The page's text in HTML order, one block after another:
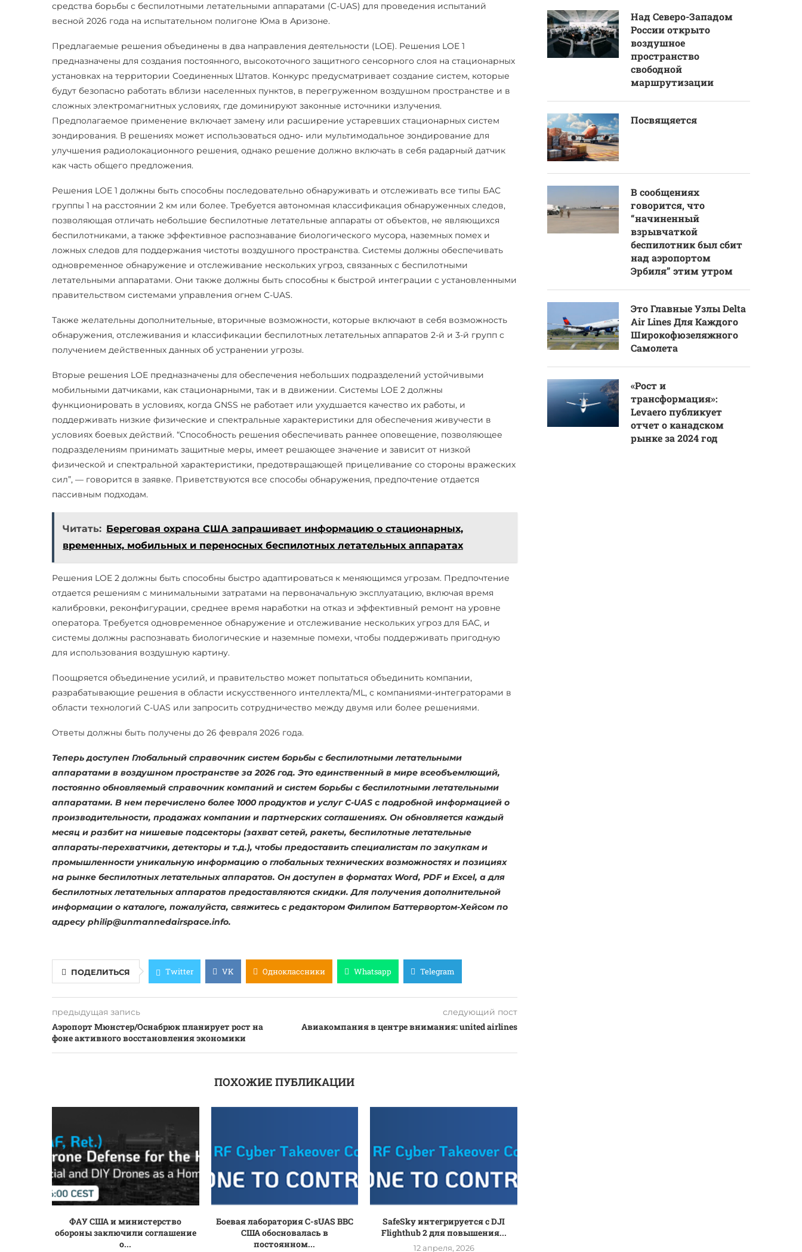
средства борьбы с беспилотными летательными аппаратами (C-UAS) для проведения испытаний
весной 2026 года на испытательном полигоне Юма в Аризоне.
Предлагаемые решения объединены в два направления деятельности (LOE). Решения LOE 1
предназначены для создания постоянного, высокоточного защитного сенсорного слоя на стационарных
установках на территории Соединенных Штатов. Конкурс предусматривает создание систем, которые
будут безопасно работать вблизи населенных пунктов, в перегруженном воздушном пространстве и в
сложных электромагнитных условиях, где доминируют законные источники излучения.
Предполагаемое применение включает замену или расширение устаревших стационарных систем
зондирования. В решениях может использоваться одно‑ или мультимодальное зондирование для
улучшения радиолокационного решения, однако решение должно включать в себя радарный датчик
как часть общего предложения.
Решения LOE 1 должны быть способны последовательно обнаруживать и отслеживать все типы БАС
группы 1 на расстоянии 2 км или более. Требуется автономная классификация обнаруженных следов,
позволяющая отличать небольшие беспилотные летательные аппараты от объектов, не являющихся
беспилотниками, а также эффективное распознавание биологического мусора, наземных помех и
ложных следов для поддержания чистоты воздушного пространства. Системы должны обеспечивать
одновременное обнаружение и отслеживание нескольких угроз, связанных с беспилотными
летательными аппаратами. Они также должны быть способны к быстрой интеграции с установленными
правительством системами управления огнем C-UAS.
Также желательны дополнительные, вторичные возможности, которые включают в себя возможность
обнаружения, отслеживания и классификации беспилотных летательных аппаратов 2-й и 3-й групп с
получением действенных данных об устранении угрозы.
Вторые решения LOE предназначены для обеспечения небольших подразделений устойчивыми
мобильными датчиками, как стационарными, так и в движении. Системы LOE 2 должны
функционировать в условиях, когда GNSS не работает или ухудшается качество их работы, и
поддерживать низкие физические и спектральные характеристики для обеспечения живучести в
условиях боевых действий. “Способность решения обеспечивать раннее оповещение, позволяющее
подразделениям принимать защитные меры, имеет решающее значение и зависит от низкой
физической и спектральной характеристики, предотвращающей прицеливание со стороны вражеских
сил”, — говорится в заявке. Приветствуются все способы обнаружения, предпочтение отдается
пассивным подходам.
Читать: Береговая охрана США запрашивает информацию о стационарных,
временных, мобильных и переносных беспилотных летательных аппаратах
Решения LOE 2 должны быть способны быстро адаптироваться к меняющимся угрозам. Предпочтение
отдается решениям с минимальными затратами на первоначальную эксплуатацию, включая время
калибровки, реконфигурации, среднее время наработки на отказ и эффективный ремонт на уровне
оператора. Требуется одновременное обнаружение и отслеживание нескольких угроз для БАС, и
системы должны распознавать биологические и наземные помехи, чтобы поддерживать пригодную
для использования воздушную картину.
Поощряется объединение усилий, и правительство может попытаться объединить компании,
разрабатывающие решения в области искусственного интеллекта/ML, с компаниями-интеграторами в
области технологий C-UAS или запросить сотрудничество между двумя или более решениями.
Ответы должны быть получены до 26 февраля 2026 года.
Теперь доступен Глобальный справочник систем борьбы с беспилотными летательными
аппаратами в воздушном пространстве за 2026 год. Это единственный в мире всеобъемлющий,
постоянно обновляемый справочник компаний и систем борьбы с беспилотными летательными
аппаратами. В нем перечислено более 1000 продуктов и услуг C-UAS с подробной информацией о
производительности, продажах компании и партнерских соглашениях. Он обновляется каждый
месяц и разбит на нишевые подсекторы (захват сетей, ракеты, беспилотные летательные
аппараты-перехватчики, детекторы и т.д.), чтобы предоставить специалистам по закупкам и
промышленности уникальную информацию о глобальных технических возможностях и позициях
на рынке беспилотных летательных аппаратов. Он доступен в форматах Word, PDF и Excel, а для
беспилотных летательных аппаратов предоставляются скидки. Для получения дополнительной
информации о каталоге, пожалуйста, свяжитесь с редактором Филипом Баттервортом-Хейсом по
адресу philip@unmannedairspace.info.
ПОДЕЛИТЬСЯ Twitter VK Одноклассники Whatsapp Telegram
предыдущая запись
Аэропорт Мюнстер/Оснабрюк планирует рост на
фоне активного восстановления экономики
следующий пост
Авиакомпания в центре внимания: united airlines
ПОХОЖИЕ ПУБЛИКАЦИИ
ФАУ США и министерство
обороны заключили соглашение
о...
Боевая лаборатория C-sUAS ВВС
США обосновалась в
постоянном...
SafeSky интегрируется с DJI
Flighthub 2 для повышения...
12 апреля, 2026
Над Северо-Западом
России открыто
воздушное
пространство
свободной
маршрутизации
Посвящяется
В сообщениях
говорится, что
“начиненный
взрывчаткой
беспилотник был сбит
над аэропортом
Эрбиля” этим утром
Это Главные Узлы Delta
Air Lines Для Каждого
Широкофюзеляжного
Самолета
«Рост и
трансформация»:
Levaero публикует
отчет о канадском
рынке за 2024 год